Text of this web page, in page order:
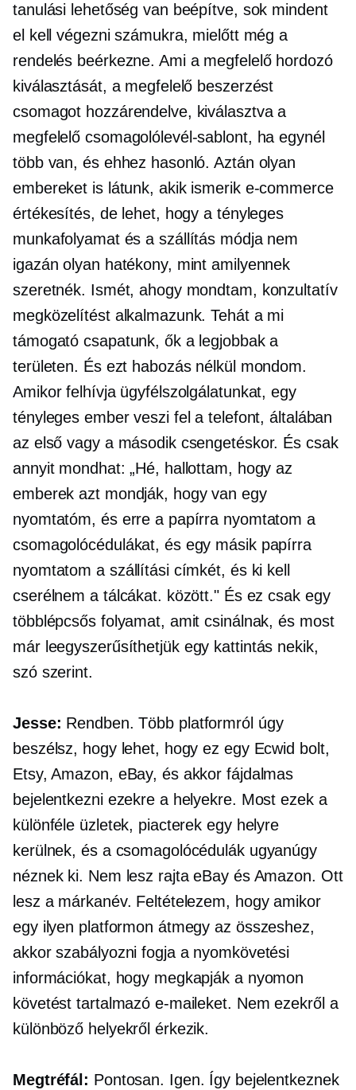
tanulási lehetőség van beépítve, sok mindent
el kell végezni számukra, mielőtt még a
rendelés beérkezne. Ami a megfelelő hordozó
kiválasztását, a megfelelő beszerzést
csomagot hozzárendelve, kiválasztva a
megfelelő csomagolólevél-sablont, ha egynél
több van, és ehhez hasonló. Aztán olyan
embereket is látunk, akik ismerik e-commerce
értékesítés, de lehet, hogy a tényleges
munkafolyamat és a szállítás módja nem
igazán olyan hatékony, mint amilyennek
szeretnék. Ismét, ahogy mondtam, konzultatív
megközelítést alkalmazunk. Tehát a mi
támogató csapatunk, ők a legjobbak a
területen. És ezt habozás nélkül mondom.
Amikor felhívja ügyfélszolgálatunkat, egy
tényleges ember veszi fel a telefont, általában
az első vagy a második csengetéskor. És csak
annyit mondhat: „Hé, hallottam, hogy az
emberek azt mondják, hogy van egy
nyomtatóm, és erre a papírra nyomtatom a
csomagolócédulákat, és egy másik papírra
nyomtatom a szállítási címkét, és ki kell
cserélnem a tálcákat. között." És ez csak egy
többlépcsős folyamat, amit csinálnak, és most
már leegyszerűsíthetjük egy kattintás nekik,
szó szerint.
Jesse: Rendben. Több platformról úgy
beszélsz, hogy lehet, hogy ez egy Ecwid bolt,
Etsy, Amazon, eBay, és akkor fájdalmas
bejelentkezni ezekre a helyekre. Most ezek a
különféle üzletek, piacterek egy helyre
kerülnek, és a csomagolócédulák ugyanúgy
néznek ki. Nem lesz rajta eBay és Amazon. Ott
lesz a márkanév. Feltételezem, hogy amikor
egy ilyen platformon átmegy az összeshez,
akkor szabályozni fogja a nyomkövetési
információkat, hogy megkapják a nyomon
követést tartalmazó e-maileket. Nem ezekről a
különböző helyekről érkezik.
Megtréfál: Pontosan. Igen. Így bejelentkeznek